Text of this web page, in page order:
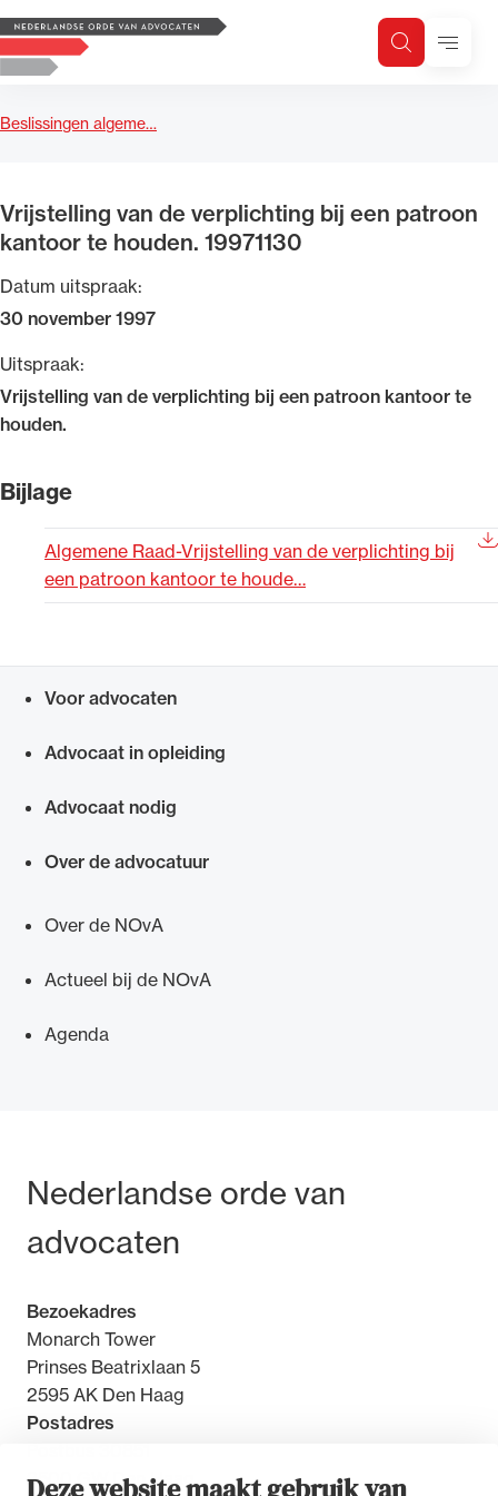
Logo, to the homepage
ZoekenMenu
Beslissingen algeme…
Vrijstelling van de verplichting bij een patroon
kantoor te houden. 19971130
Datum uitspraak:
30 november 1997
Uitspraak:
Vrijstelling van de verplichting bij een patroon kantoor te
houden.
Bijlage
Algemene Raad-Vrijstelling van de verplichting bij
een patroon kantoor te houde…
Voor advocaten
Advocaat in opleiding
Advocaat nodig
Over de advocatuur
Over de NOvA
Actueel bij de NOvA
Agenda
Bezoek- en postadres
Nederlandse orde van
advocaten
Bezoekadres
Monarch Tower
Prinses Beatrixlaan 5
2595 AK Den Haag
Postadres
2500 GW Den Haag
Zoeken
Zoek op trefwoord
Uitgelicht
Alle wet- en regelgeving voor de advocatuur.
de advocatuur (Voda) en de Regeling op de
het rechtsgebiedenregister en